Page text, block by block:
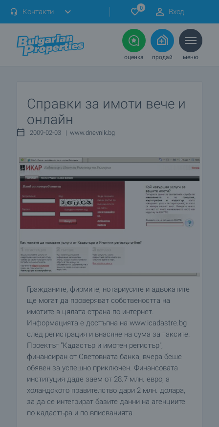
Контакти 0 Вход
оценка продай меню
Справки за имоти вече и
онлайн
2009-02-03 | www.dnevnik.bg
Гражданите, фирмите, нотариусите и адвокатите
ще могат да проверяват собствеността на
имотите в цялата страна по интернет.
Информацията е достъпна на www.icadastre.bg
след регистрация и внасяне на сума за таксите.
Проектът "Кадастър и имотен регистър",
финансиран от Световната банка, вчера беше
обявен за успешно приключен. Финансовата
институция даде заем от 28.7 млн. евро, а
холандското правителство дари 2 млн. долара,
за да се интегрират базите данни на агенциите
по кадастъра и по вписванията.